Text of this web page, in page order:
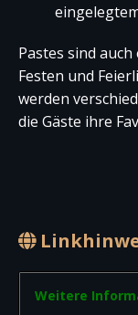
Pastes sind
Festen und
werden
die Gäste ihre
Weitere